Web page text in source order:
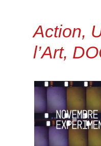
Action,
l’Art,